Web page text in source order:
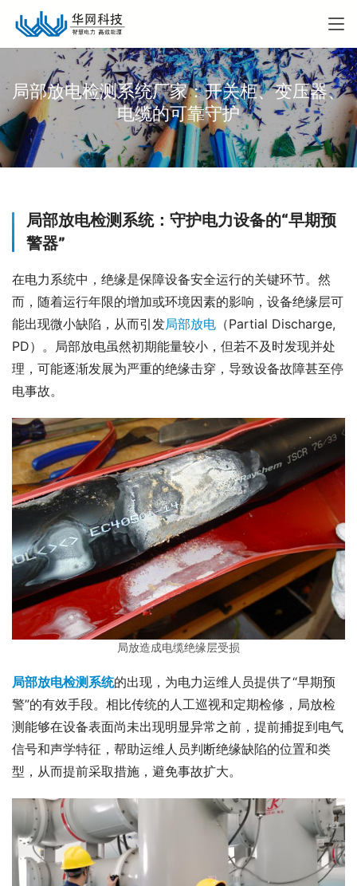
局部放电检测系统厂家：开关柜、变压器、
电缆的可靠守护
局部放电检测系统：守护电力设备的“早期预
警器”
在电力系统中，绝缘是保障设备安全运行的关键环节。然
而，随着运行年限的增加或环境因素的影响，设备绝缘层可
能出现微小缺陷，从而引发局部放电 （Partial Discharge,
PD）。局部放电虽然初期能量较小，但若不及时发现并处
理，可能逐渐发展为严重的绝缘击穿，导致设备故障甚至停
电事故。
局放造成电缆绝缘层受损
局部放电检测系统的出现，为电力运维人员提供了“早期预
警”的有效手段。相比传统的人工巡视和定期检修，局放检
测能够在设备表面尚未出现明显异常之前，提前捕捉到电气
信号和声学特征，帮助运维人员判断绝缘缺陷的位置和类
型，从而提前采取措施，避免事故扩大。